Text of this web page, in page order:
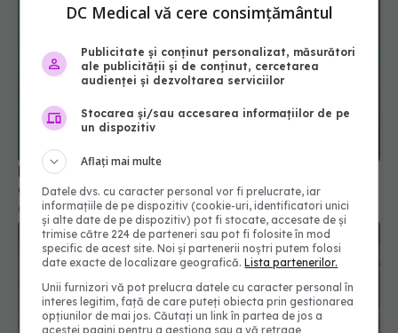
Mâncatul la momentul potrivit, mai important
decât somnul pentru sănătatea inimii
08 apr 2025, 21:44
DC Medical vă cere consimțământul
Publicitate și conținut personalizat, măsurători
ale publicității și de conținut, cercetarea
audienței și dezvoltarea serviciilor
Stocarea și/sau accesarea informațiilor de pe
un dispozitiv
Aflați mai multe
Datele dvs. cu caracter personal vor fi prelucrate, iar
informațiile de pe dispozitiv (cookie-uri, identificatori unici
și alte date de pe dispozitiv) pot fi stocate, accesate de și
trimise către 224 de parteneri sau pot fi folosite în mod
specific de acest site. Noi și partenerii noștri putem folosi
date exacte de localizare geografică.Lista partenerilor.
Unii furnizori vă pot prelucra datele cu caracter personal în
interes legitim, față de care puteți obiecta prin gestionarea
opțiunilor de mai jos. Căutați un link în partea de jos a
acestei pagini pentru a gestiona sau a vă retrage